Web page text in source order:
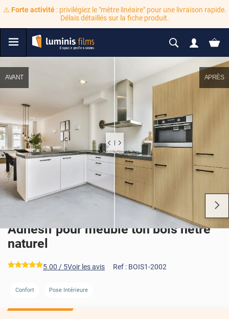
⚠️ Forte activité: privilégiez le "mètre linéaire" pour une livraison rapide.
Délais détaillés sur la fiche produit.
AVANT APRÈS
Adhésif pour meuble ton bois hêtre
naturel
*****
5.00 / 5Voir les avis Ref : BOIS1-2002
Confort Pose Intérieure